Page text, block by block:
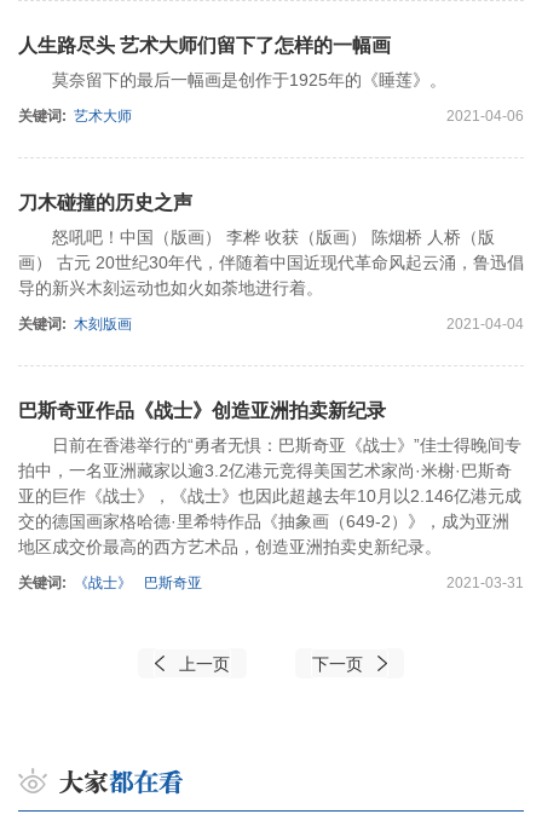
人生路尽头 艺术大师们留下了怎样的一幅画
莫奈留下的最后一幅画是创作于1925年的《睡莲》。
关键词: 艺术大师 2021-04-06
刀木碰撞的历史之声
怒吼吧！中国（版画） 李桦 收获（版画） 陈烟桥 人桥（版
画） 古元 20世纪30年代，伴随着中国近现代革命风起云涌，鲁迅倡
导的新兴木刻运动也如火如荼地进行着。
关键词: 木刻版画 2021-04-04
巴斯奇亚作品《战士》创造亚洲拍卖新纪录
日前在香港举行的“勇者无惧：巴斯奇亚《战士》”佳士得晚间专
拍中，一名亚洲藏家以逾3.2亿港元竞得美国艺术家尚·米榭·巴斯奇
亚的巨作《战士》，《战士》也因此超越去年10月以2.146亿港元成
交的德国画家格哈德·里希特作品《抽象画（649-2）》，成为亚洲
地区成交价最高的西方艺术品，创造亚洲拍卖史新纪录。
关键词: 《战士》 巴斯奇亚 2021-03-31
上一页 下一页